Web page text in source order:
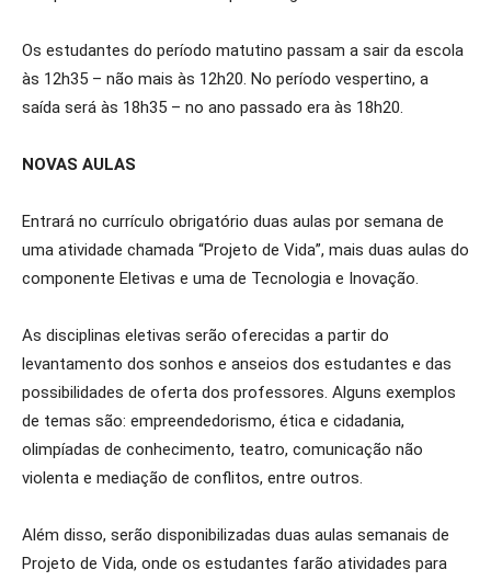
Os estudantes do período matutino passam a sair da escola
às 12h35 – não mais às 12h20. No período vespertino, a
saída será às 18h35 – no ano passado era às 18h20.
NOVAS AULAS
Entrará no currículo obrigatório duas aulas por semana de
uma atividade chamada “Projeto de Vida”, mais duas aulas do
componente Eletivas e uma de Tecnologia e Inovação.
As disciplinas eletivas serão oferecidas a partir do
levantamento dos sonhos e anseios dos estudantes e das
possibilidades de oferta dos professores. Alguns exemplos
de temas são: empreendedorismo, ética e cidadania,
olimpíadas de conhecimento, teatro, comunicação não
violenta e mediação de conflitos, entre outros.
Além disso, serão disponibilizadas duas aulas semanais de
Projeto de Vida, onde os estudantes farão atividades para